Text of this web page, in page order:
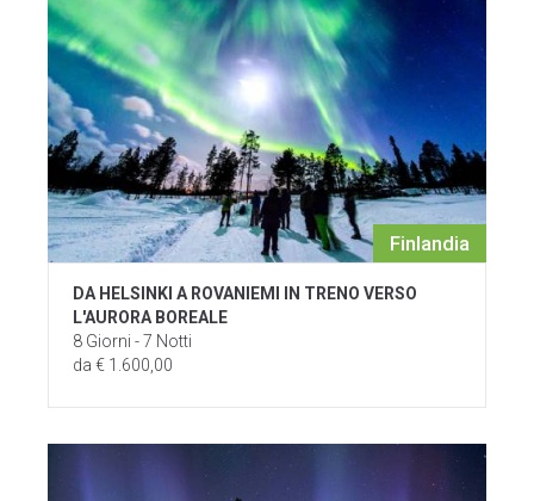
Finlandia
DA HELSINKI A ROVANIEMI IN TRENO VERSO
L'AURORA BOREALE
8 Giorni - 7 Notti
da € 1.600,00